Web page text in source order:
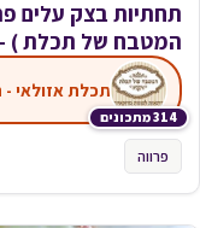
תחתיות בצק עלים
המטבח של תכלת )
314 מתכונים
תכלת אזולאי
פרווה